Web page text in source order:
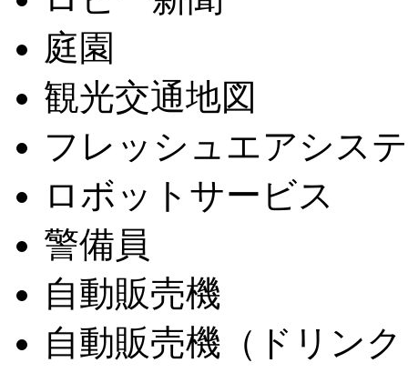
庭園
観光交通地図
フレッシュエアシス
ロボットサービス
警備員
自動販売機
自動販売機（ドリン